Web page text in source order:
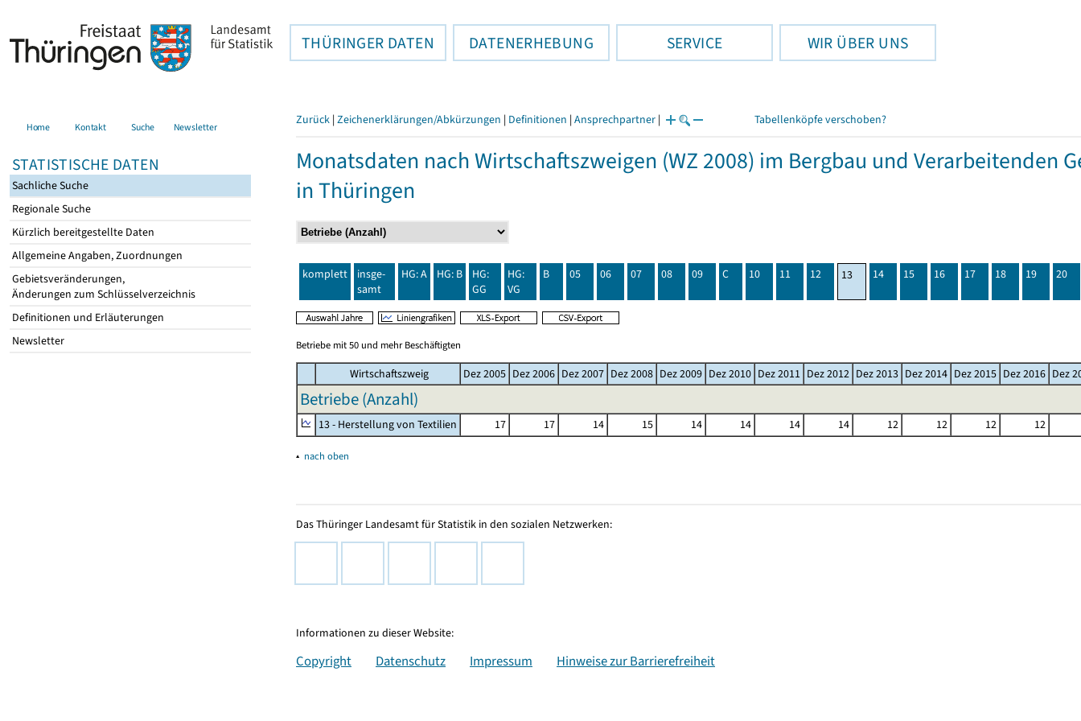
THÜRINGER DATEN DATENERHEBUNG SERVICE WIR ÜBER UNS
Home Kontakt Suche Newsletter
STATISTISCHE DATEN
Sachliche Suche
Regionale Suche
Kürzlich bereitgestellte Daten
Allgemeine Angaben, Zuordnungen
Gebietsveränderungen,
Änderungen zum Schlüsselverzeichnis
Definitionen und Erläuterungen
Newsletter
Zurück | Zeichenerklärungen/Abkürzungen | Definitionen | Ansprechpartner | Tabellenköpfe verschoben?
Monatsdaten nach Wirtschaftszweigen (WZ 2008) im Bergbau und Verarbeitenden
in Thüringen
komplett
insge-
samt
HG: A HG: B
HG:
GG
HG:
VG
B 05 06 07 08 09 C 10 11 12 13 14 15 16 17 18 19 20
Betriebe mit 50 und mehr Beschäftigten
Wirtschaftszweig Dez 2005 Dez 2006 Dez 2007 Dez 2008 Dez 2009 Dez 2010 Dez 2011 Dez 2012 Dez 2013 Dez 2014 Dez 2015 Dez 2016 Dez
Betriebe (Anzahl)
13 - Herstellung von Textilien 17 17 14 15 14 14 14 14 12 12 12 12
▴ nach oben
Das Thüringer Landesamt für Statistik in den sozialen Netzwerken:
Informationen zu dieser Website:
Copyright Datenschutz Impressum Hinweise zur Barrierefreiheit